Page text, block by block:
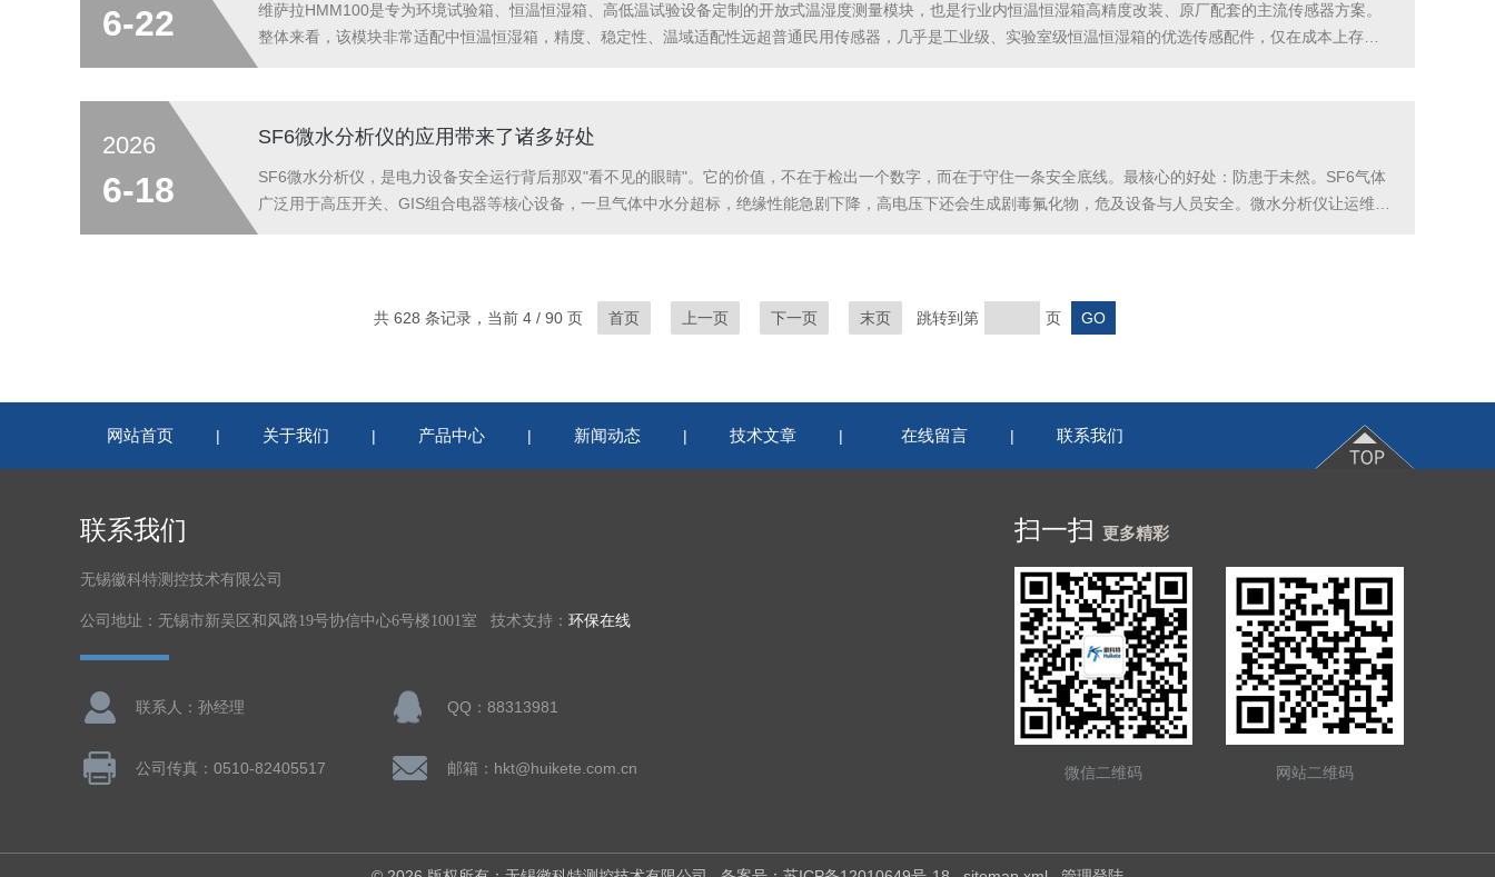
6-22
维萨拉HMM100是专为环境试验箱、恒温恒湿箱、高低温试验设备定制的开放式温湿度测量模块，也是行业内恒温恒湿箱高精度改装、原厂配套的主流传感器方案。
整体来看，该模块非常适配中恒温恒湿箱，精度、稳定性、温域适配性远超普通民用传感器，几乎是工业级、实验室级恒温恒湿箱的优选传感配件，仅在成本上存在
2026
6-18
SF6微水分析仪的应用带来了诸多好处
SF6微水分析仪，是电力设备安全运行背后那双"看不见的眼睛"。它的价值，不在于检出一个数字，而在于守住一条安全底线。最核心的好处：防患于未然。SF6气体
广泛用于高压开关、GIS组合电器等核心设备，一旦气体中水分超标，绝缘性能急剧下降，高电压下还会生成剧毒氟化物，危及设备与人员安全。微水分析仪让运维人
共 628 条记录，当前 4 / 90 页 首页 上一页 下一页 末页 跳转到第 页
网站首页 | 关于我们 | 产品中心 | 新闻动态 | 技术文章 | 在线留言 | 联系我们
联系我们
无锡徽科特测控技术有限公司
公司地址：无锡市新吴区和风路19号协信中心6号楼1001室 技术支持： 环保在线
联系人：孙经理 QQ：88313981
公司传真：0510-82405517 邮箱：hkt@huikete.com.cn
扫一扫 更多精彩
微信二维码 网站二维码